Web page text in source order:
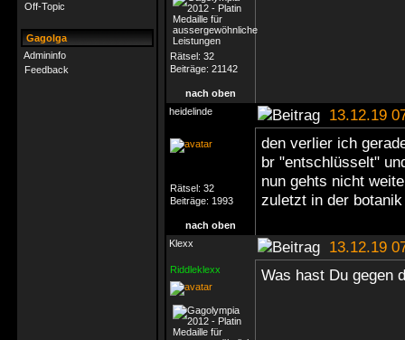
Off-Topic
Gagolga
Admininfo
Feedback
Rätsel: 32
Beiträge: 21142
nach oben
heidelinde
13.12.19
Rätsel: 32
Beiträge: 1993
den verlier ich
br "entschlüsselt"
nun gehts nicht
zuletzt in der
nach oben
Klexx
13.12.19
Riddleklexx Was hast Du gegen